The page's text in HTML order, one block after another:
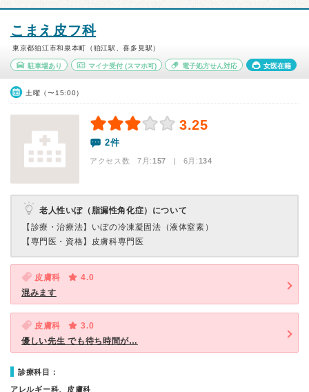
こまえ皮フ科
東京都狛江市和泉本町（狛江駅、喜多見駅）
駐車場あり マイナ受付(スマホ可) 電子処方せん対応 女医在籍
土曜（〜15:00）
3.25
2件
アクセス数 7月:157 | 6月:134
老人性いぼ（脂漏性角化症）について
【診療・治療法】 いぼの冷凍凝固法（液体窒素）
【専門医・資格】 皮膚科専門医
皮膚科
4.0
混みます
皮膚科
3.0
優しい先生 でも待ち時間が…
診療科目：
アレルギー科、皮膚科